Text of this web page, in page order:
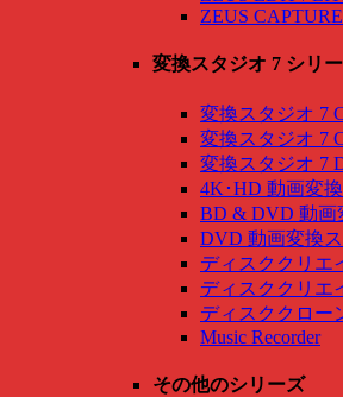
ZEUS CAPTURE
変換スタジオ 7 シリ
変換スタジオ 7
変換スタジオ 7
変換スタジオ 7
4K･HD 動画変
BD & DVD 動画
DVD 動画変換
ディスククリエ
ディスククリエ
ディスククロー
Music Recorder
その他のシリーズ